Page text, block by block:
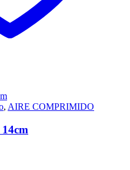
, AIRE COMPRIMIDO